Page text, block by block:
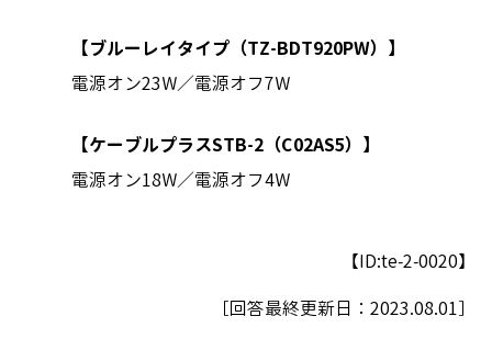
【ブルーレイタイプ（TZ-BDT920PW）】
電源オン23W／電源オフ7W
【ケーブルプラスSTB-2（C02AS5）】
電源オン18W／電源オフ4W
【ID:te-2-0020】
［回答最終更新日： 2023.08.01］